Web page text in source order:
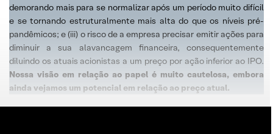
demorando mais para se normalizar após um período muito difícil
e se tornando estruturalmente mais alta do que os níveis pré-
pandêmicos; e (iii) o risco de a empresa precisar emitir ações para
diminuir a sua alavancagem financeira, consequentemente
diluindo os atuais acionistas a um preço por ação inferior ao IPO.
Nossa visão em relação ao papel é muito cautelosa, embora
ainda vejamos um potencial em relação ao preço atual.